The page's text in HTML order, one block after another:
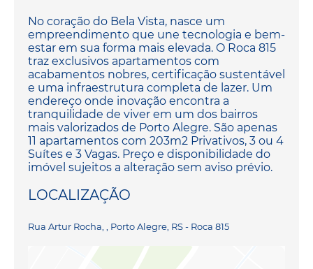
No coração do Bela Vista, nasce um
empreendimento que une tecnologia e bem-
estar em sua forma mais elevada. O Roca 815
traz exclusivos apartamentos com
acabamentos nobres, certificação sustentável
e uma infraestrutura completa de lazer. Um
endereço onde inovação encontra a
tranquilidade de viver em um dos bairros
mais valorizados de Porto Alegre. São apenas
11 apartamentos com 203m2 Privativos, 3 ou 4
Suítes e 3 Vagas. Preço e disponibilidade do
imóvel sujeitos a alteração sem aviso prévio.
LOCALIZAÇÃO
Rua Artur Rocha, , Porto Alegre, RS - Roca 815